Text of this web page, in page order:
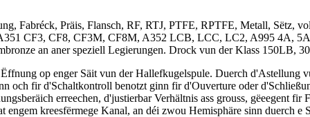
Fabréck, Präis, Flansch, RF, RTJ, PTFE, RPTFE, Metall, Sëtz,
CF3, CF8, CF3M, CF8M, A352 LCB, LCC, LC2, A995 4A,
an aner speziell Legierungen. Drock vun der Klass 150LB,
op enger Säit vun der Hallefkugelspule. Duerch d'Astellung
och fir d'Schaltkontroll benotzt ginn fir d'Ouverture oder
erreechen, d'justierbar Verhältnis ass grouss, gëeegent
kreesfërmege Kanal, an déi zwou Hemisphäre sinn duerch